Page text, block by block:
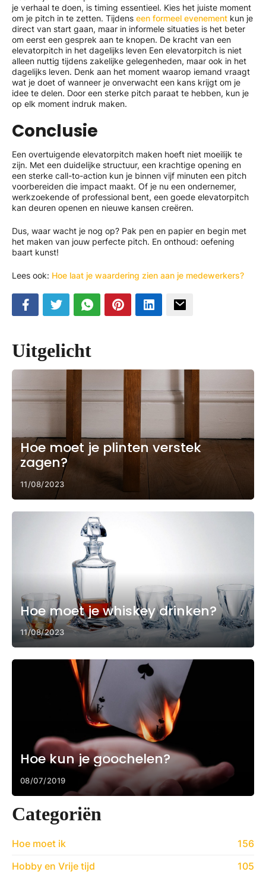
je verhaal te doen, is timing essentieel. Kies het juiste moment
om je pitch in te zetten. Tijdens een formeel evenement kun je
direct van start gaan, maar in informele situaties is het beter
om eerst een gesprek aan te knopen. De kracht van een
elevatorpitch in het dagelijks leven Een elevatorpitch is niet
alleen nuttig tijdens zakelijke gelegenheden, maar ook in het
dagelijks leven. Denk aan het moment waarop iemand vraagt
wat je doet of wanneer je onverwacht een kans krijgt om je
idee te delen. Door een sterke pitch paraat te hebben, kun je
op elk moment indruk maken.
Conclusie
Een overtuigende elevatorpitch maken hoeft niet moeilijk te
zijn. Met een duidelijke structuur, een krachtige opening en
een sterke call-to-action kun je binnen vijf minuten een pitch
voorbereiden die impact maakt. Of je nu een ondernemer,
werkzoekende of professional bent, een goede elevatorpitch
kan deuren openen en nieuwe kansen creëren.
Dus, waar wacht je nog op? Pak pen en papier en begin met
het maken van jouw perfecte pitch. En onthoud: oefening
baart kunst!
Lees ook: Hoe laat je waardering zien aan je medewerkers?
Uitgelicht
Hoe moet je plinten verstek
zagen?
11/08/2023
Hoe moet je whiskey drinken?
11/08/2023
Hoe kun je goochelen?
08/07/2019
Categoriën
Hoe moet ik
156
Hobby en Vrije tijd
105